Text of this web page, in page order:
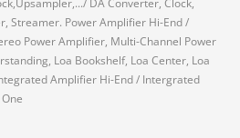
Streamer. Power Amplifier Hi-End/
Power Amplifier, Multi-Channel Power
Loa Bookshelf, Loa Center, Loa
Amplifier Hi-End/ Intergrated